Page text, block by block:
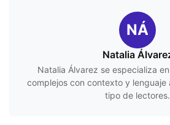
NÁ
Natalia
Natalia Álvarez se especializa
complejos con contexto y
tipo de lectores.